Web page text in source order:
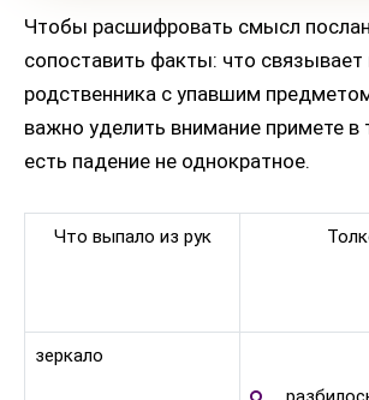
Чтобы расшифровать смысл
сопоставить факты: что связывает
родственника с упавшим
важно уделить внимание примете в
есть падение не однократное.
Что выпало из рук
зеркало